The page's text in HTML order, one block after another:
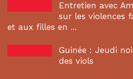
Entretien avec
sur les violences
et aux filles en ...
Guinée : Jeudi
des viols